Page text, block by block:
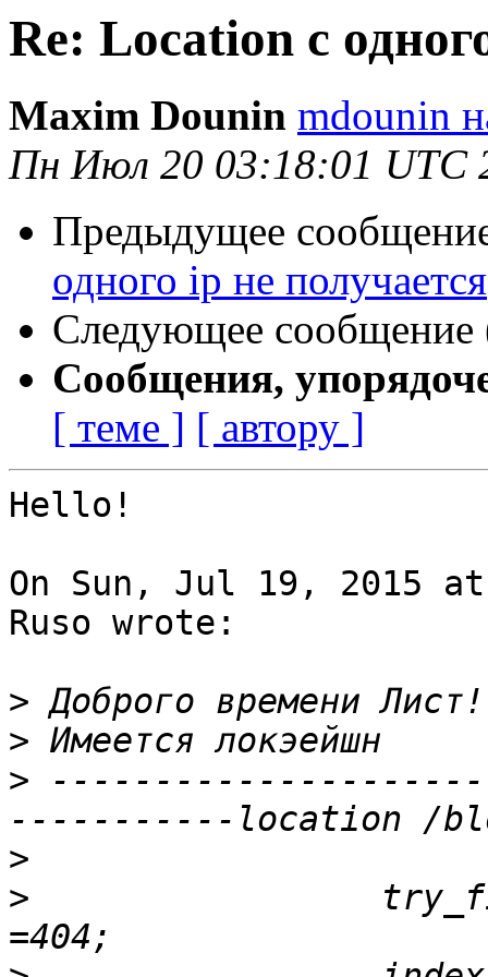
Re: Location с
Maxim Dounin mdounin
Пн Июл 20 03:18:01 UTC
Предыдущее
одного ip не получается
Следующее сообщение
Сообщения,
[ теме ] [ автору ]
Hello!
On Sun, Jul 19, 2015 at
Ruso wrote:
>
>
>
>
> try_files